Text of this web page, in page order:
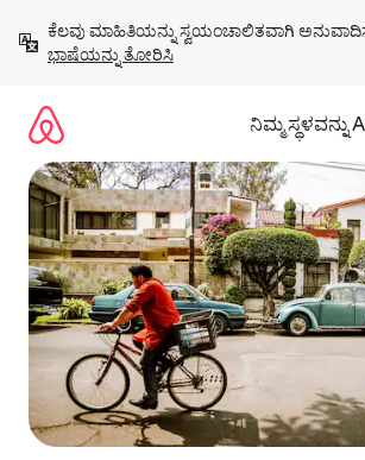
ಹೋಗಿ
ಕೆಲವು ಮಾಹಿತಿಯನ್ನು ಸ್ವಯಂಚಾಲಿತವಾಗಿ
ಭಾಷೆಯನ್ನು ತೋರಿಸಿ
ನಿಮ್ಮ ಸ್ಥಳವನ್ನು